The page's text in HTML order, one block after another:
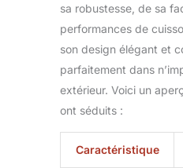
sa robustesse, de sa
performances de
son design élégant et
parfaitement dans
extérieur. Voici un
ont séduits :
Caractéristique